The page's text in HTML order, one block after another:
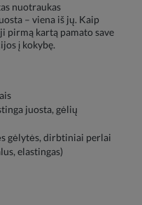
nuotraukas
– viena iš jų. Kaip
pirmą kartą pamato save
į kokybę.
juosta, gėlių
gėlytės, dirbtiniai perlai
elastingas)